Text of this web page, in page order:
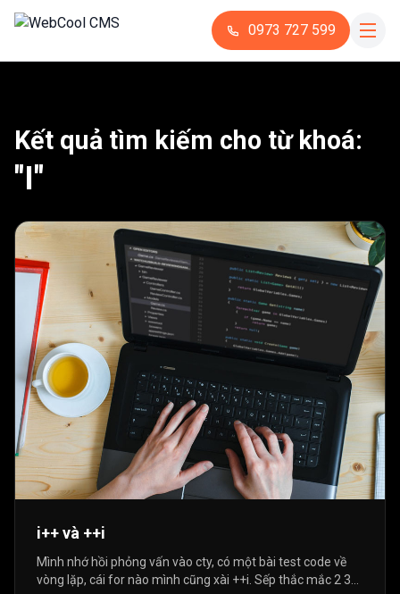
0973 727 599
Kết quả tìm kiếm cho từ khoá:
"I"
i++ và ++i
Mình nhớ hồi phỏng vấn vào cty, có một bài test code về
vòng lặp, cái for nào mình cũng xài ++i. Sếp thắc mắc 2 3